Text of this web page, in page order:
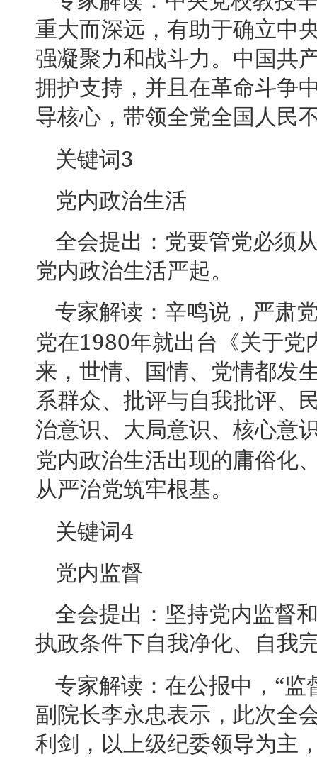
重大而深远，有助于确立中
强凝聚力和战斗力。中国共
拥护支持，并且在革命斗争
导核心，带领全党全国人民
关键词3
党内政治生活
全会提出：党要管党必须
党内政治生活严起。
专家解读：辛鸣说，严肃
党在1980年就出台《关于党
来，世情、国情、党情都发
系群众、批评与自我批评、
治意识、大局意识、核心意
党内政治生活出现的庸俗化
从严治党筑牢根基。
关键词4
党内监督
全会提出：坚持党内监督
执政条件下自我净化、自我
专家解读：在公报中， “监
副院长李永忠表示，此次全
利剑，以上级纪委领导为主